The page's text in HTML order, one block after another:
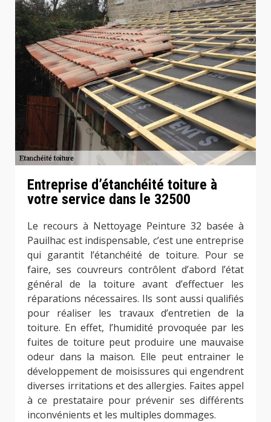
Entreprise d’étanchéité toiture à
votre service dans le 32500
Le recours à Nettoyage Peinture 32 basée à
Pauilhac est indispensable, c’est une entreprise
qui garantit l’étanchéité de toiture. Pour se
faire, ses couvreurs contrôlent d’abord l’état
général de la toiture avant d’effectuer les
réparations nécessaires. Ils sont aussi qualifiés
pour réaliser les travaux d’entretien de la
toiture. En effet, l’humidité provoquée par les
fuites de toiture peut produire une mauvaise
odeur dans la maison. Elle peut entrainer le
développement de moisissures qui engendrent
diverses irritations et des allergies. Faites appel
à ce prestataire pour prévenir ses différents
inconvénients et les multiples dommages.